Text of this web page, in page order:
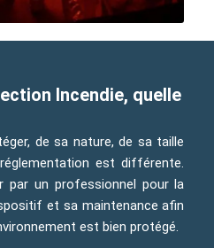
Incendie, quelle
de sa nature, de sa taille
est différente.
par un professionnel pour la
et sa maintenance afin
est bien protégé.